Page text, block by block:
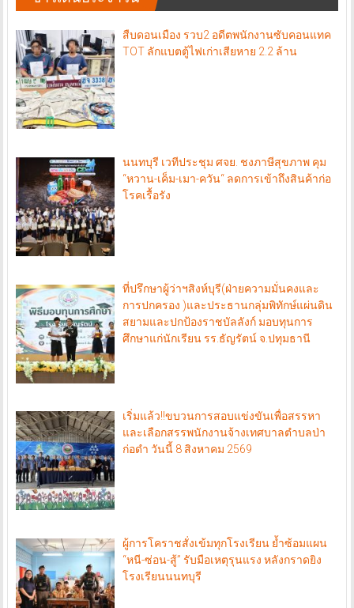
สืบดอนเมือง รวบ2 อดีตพนักงานซับคอนแทค
TOT ลักแบตตู้ไฟเก่าเสียหาย 2.2 ล้าน
นนทบุรี เวทีประชุม ศจย. ชงภาษีสุขภาพ คุม
“หวาน-เค็ม-เมา-ควัน“ ลดการเข้าถึงสินค้าก่อ
โรคเรื้อรัง
ที่ปรึกษาผู้ว่าฯสิงห์บุรี(ฝ่ายความมั่นคงและ
การปกครอง )และประธานกลุ่มพิทักษ์แผ่นดิน
สยามและปกป้องราชบัลลังก์ มอบทุนการ
ศึกษาแก่นักเรียน รร.ธัญรัตน์ จ.ปทุมธานี
เริ่มแล้ว!!ขบวนการสอบแข่งขันเพื่อสรรหา
และเลือกสรรพนักงานจ้างเทศบาลตำบลป่า
ก่อดำ วันนี้ 8 สิงหาคม 2569
ผู้การโคราชสั่งเข้มทุกโรงเรียน ย้ำซ้อมแผน
“หนี-ซ่อน-สู้” รับมือเหตุรุนแรง หลังกราดยิง
โรงเรียนนนทบุรี